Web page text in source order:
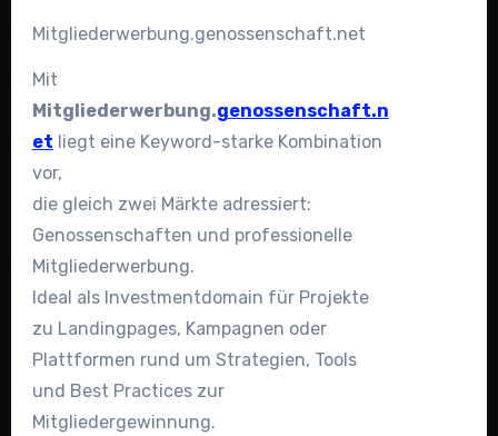
Mitgliederwerbung.genossenschaft.net
Mit
Mitgliederwerbung.genossenschaft.n
et liegt eine Keyword-starke Kombination
vor,
die gleich zwei Märkte adressiert:
Genossenschaften und professionelle
Mitgliederwerbung.
Ideal als Investmentdomain für Projekte
zu Landingpages, Kampagnen oder
Plattformen rund um Strategien, Tools
und Best Practices zur
Mitgliedergewinnung.